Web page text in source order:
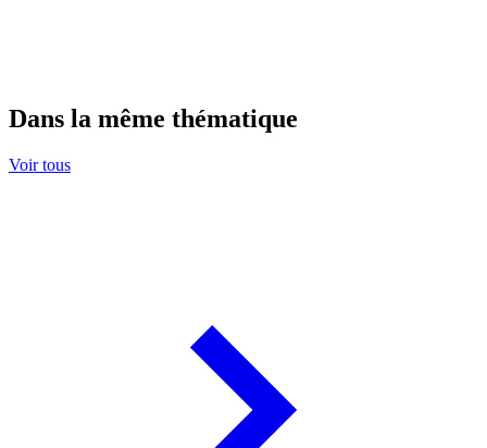
Dans la même thématique
Voir tous